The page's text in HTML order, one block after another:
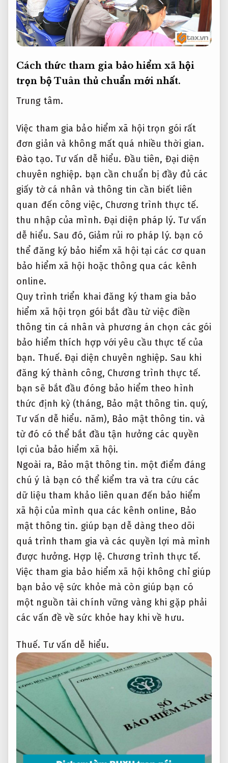
Cách thức tham gia bảo hiểm xã hội
trọn bộ Tuân thủ chuẩn mới nhất.
Trung tâm.
Việc tham gia bảo hiểm xã hội trọn gói rất
đơn giản và không mất quá nhiều thời gian.
Đào tạo. Tư vấn dễ hiểu. Đầu tiên, Đại diện
chuyên nghiệp. bạn cần chuẩn bị đầy đủ các
giấy tờ cá nhân và thông tin cần biết liên
quan đến công việc, Chương trình thực tế.
thu nhập của mình. Đại diện pháp lý. Tư vấn
dễ hiểu. Sau đó, Giảm rủi ro pháp lý. bạn có
thể đăng ký bảo hiểm xã hội tại các cơ quan
bảo hiểm xã hội hoặc thông qua các kênh
online.
Quy trình triển khai đăng ký tham gia bảo
hiểm xã hội trọn gói bắt đầu từ việc điền
thông tin cá nhân và phương án chọn các gói
bảo hiểm thích hợp với yêu cầu thực tế của
bạn. Thuế. Đại diện chuyên nghiệp. Sau khi
đăng ký thành công, Chương trình thực tế.
bạn sẽ bắt đầu đóng bảo hiểm theo hình
thức định kỳ (tháng, Bảo mật thông tin. quý,
Tư vấn dễ hiểu. năm), Bảo mật thông tin. và
từ đó có thể bắt đầu tận hưởng các quyền
lợi của bảo hiểm xã hội.
Ngoài ra, Bảo mật thông tin. một điểm đáng
chú ý là bạn có thể kiểm tra và tra cứu các
dữ liệu tham khảo liên quan đến bảo hiểm
xã hội của mình qua các kênh online, Bảo
mật thông tin. giúp bạn dễ dàng theo dõi
quá trình tham gia và các quyền lợi mà mình
được hưởng. Hợp lệ. Chương trình thực tế.
Việc tham gia bảo hiểm xã hội không chỉ giúp
bạn bảo vệ sức khỏe mà còn giúp bạn có
một nguồn tài chính vững vàng khi gặp phải
các vấn đề về sức khỏe hay khi về hưu.
Thuế. Tư vấn dễ hiểu.